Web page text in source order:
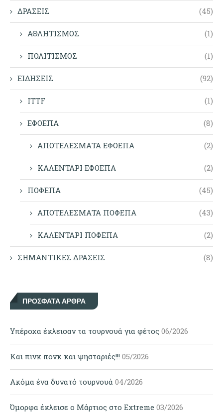
ΔΡΑΣΕΙΣ (45)
ΑΘΛΗΤΙΣΜΟΣ (1)
ΠΟΛΙΤΙΣΜΟΣ (1)
ΕΙΔΗΣΕΙΣ (92)
ITTF (1)
ΕΦΟΕΠΑ (8)
ΑΠΟΤΕΛΕΣΜΑΤΑ ΕΦΟΕΠΑ (2)
ΚΑΛΕΝΤΑΡΙ ΕΦΟΕΠΑ (2)
ΠΟΦΕΠΑ (45)
ΑΠΟΤΕΛΕΣΜΑΤΑ ΠΟΦΕΠΑ (43)
ΚΑΛΕΝΤΑΡΙ ΠΟΦΕΠΑ (2)
ΣΗΜΑΝΤΙΚΕΣ ΔΡΑΣΕΙΣ (8)
ΠΡΌΣΦΑΤΑ ΆΡΘΡΑ
Υπέροχα έκλεισαν τα τουρνουά για φέτος 06/2026
Και πινκ πονκ και ψησταριές!!! 05/2026
Ακόμα ένα δυνατό τουρνουά 04/2026
Όμορφα έκλεισε ο Μάρτιος στο Extreme 03/2026